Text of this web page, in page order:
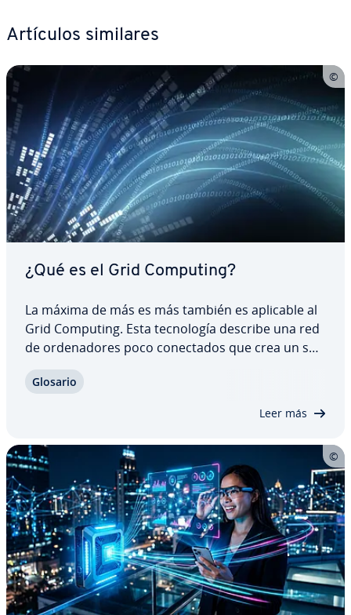
Artículos similares
¿Qué es el Grid Computing?
La máxima de más es más también es aplicable al
Grid Computing. Esta te­c­no­lo­gía describe una red
de or­de­na­do­res poco co­ne­c­ta­dos que crea un su­
Computing ofrecen más potencia y recursos in­fo­r­
Glosario
Leer más